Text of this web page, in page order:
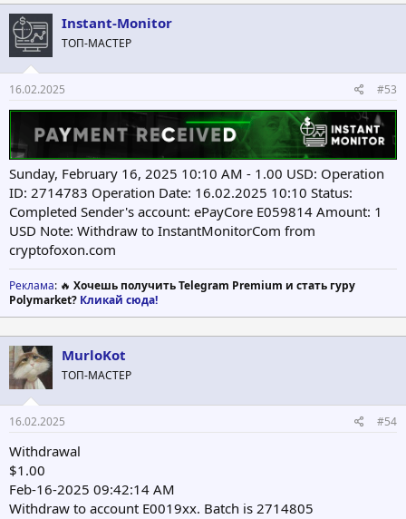
ц
и
и
:
Instant-Monitor
ТОП-МАСТЕР
16.02.2025 #53
Sunday, February 16, 2025 10:10 AM - 1.00 USD: Operation
ID: 2714783 Operation Date: 16.02.2025 10:10 Status:
Completed Sender's account: ePayCore E059814 Amount: 1
USD Note: Withdraw to InstantMonitorCom from
cryptofoxon.com
Реклама: 🔥 Хочешь получить Telegram Premium и стать гуру
Polymarket? Кликай сюда!
MurloKot
ТОП-МАСТЕР
16.02.2025 #54
Withdrawal
$1.00
Feb-16-2025 09:42:14 AM
Withdraw to account E0019xx. Batch is 2714805